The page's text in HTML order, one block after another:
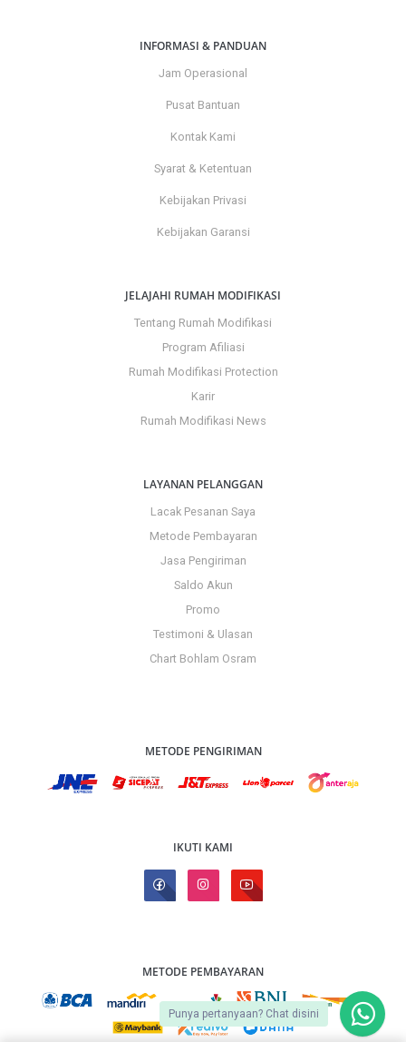
INFORMASI & PANDUAN
Jam Operasional
Pusat Bantuan
Kontak Kami
Syarat & Ketentuan
Kebijakan Privasi
Kebijakan Garansi
JELAJAHI RUMAH MODIFIKASI
Tentang Rumah Modifikasi
Program Afiliasi
Rumah Modifikasi Protection
Karir
Rumah Modifikasi News
LAYANAN PELANGGAN
Lacak Pesanan Saya
Metode Pembayaran
Jasa Pengiriman
Saldo Akun
Promo
Testimoni & Ulasan
Chart Bohlam Osram
METODE PENGIRIMAN
IKUTI KAMI
METODE PEMBAYARAN
Punya pertanyaan? Chat disini